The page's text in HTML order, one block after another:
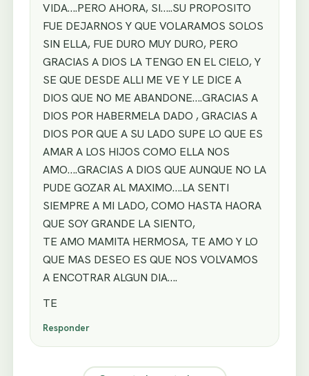
VIDA….PERO AHORA, SI…..SU PROPOSITO
FUE DEJARNOS Y QUE VOLARAMOS SOLOS
SIN ELLA, FUE DURO MUY DURO, PERO
GRACIAS A DIOS LA TENGO EN EL CIELO, Y
SE QUE DESDE ALLI ME VE Y LE DICE A
DIOS QUE NO ME ABANDONE….GRACIAS A
DIOS POR HABERMELA DADO , GRACIAS A
DIOS POR QUE A SU LADO SUPE LO QUE ES
AMAR A LOS HIJOS COMO ELLA NOS
AMO….GRACIAS A DIOS QUE AUNQUE NO LA
PUDE GOZAR AL MAXIMO….LA SENTI
SIEMPRE A MI LADO, COMO HASTA HAORA
QUE SOY GRANDE LA SIENTO,
TE AMO MAMITA HERMOSA, TE AMO Y LO
QUE MAS DESEO ES QUE NOS VOLVAMOS
A ENCOTRAR ALGUN DIA….
TE
Responder